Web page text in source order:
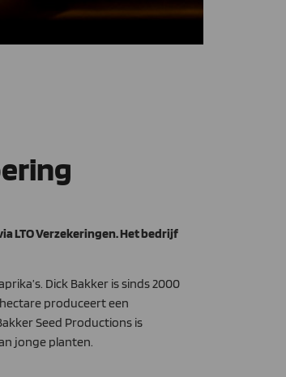
LTO Verzekeringen. Het bedrijf
Dick Bakker is sinds 2000
produceert een
Seed Productions is
jonge planten.